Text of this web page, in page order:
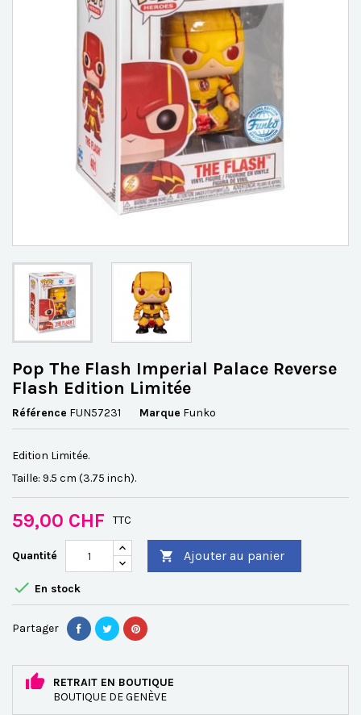
Pop The Flash Imperial Palace Reverse
Flash Edition Limitée
Référence FUN57231 Marque Funko
Edition Limitée.
Taille: 9.5 cm (3.75 inch).
59,00 CHF TTC
Quantité  Ajouter au panier
 En stock
Partager
RETRAIT EN BOUTIQUE
BOUTIQUE DE GENÈVE